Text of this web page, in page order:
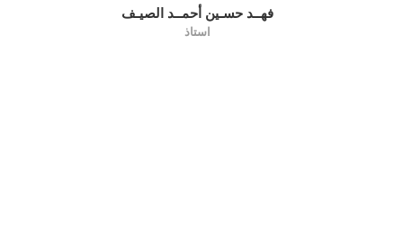
فهــد حسـين أحمــد الصيـف
استاذ